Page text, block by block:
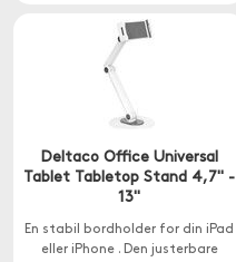
Deltaco Office Universal
Tablet Tabletop Stand 4,7" -
13"
En stabil bordholder for din iPad
eller iPhone . Den justerbare